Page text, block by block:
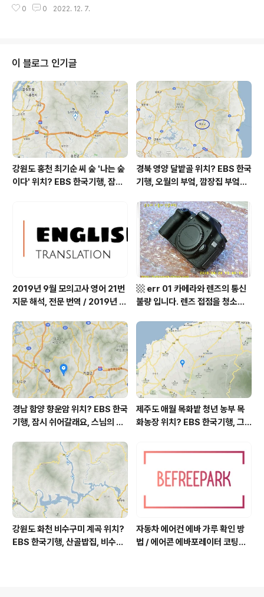
(오후) = 보통 대기상태는 어제보다 조금..
높은 최저기온, 어제보다 4도 높은 최고기온입니다 아침에
기질은 어제 초미세먼지 좋음 = 11 ㎍/m³ 미세먼지는 좋
음 = 24 ㎍/m³ 황사는 보통 = 21 ㎍/m³ 자외선 (오후)
= 보통 오늘 초미세먼지 보통 = 17 ㎍/m³ 미세먼지는 보
통 = 32 ㎍/m³ 황사는 보통 = 18 ㎍/m³ 자외선 (오후)
= 보통 대기상태는 어제보다 조금 ..
0 0 2022. 12. 7.
이 블로그 인기글
강원도 홍천 최기순 씨 숲 '나는 숲
이다' 위치? EBS 한국기행, 잠시
강원도 홍천군 가볼 만한 곳, (구)
까르돈, kbs 인간극장
경북 영양 달밭골 위치? EBS 한국
기행, 오월의 부엌, 깜장집 부엌은
어디? / 경상북도 영양군 가볼 만
한 곳, 영양읍 상원리. KBS 인간극
장 임분노미 할머니
2019년 9월 모의고사 영어 21번
지문 해석, 전문 번역 / 2019년 9
역, 평가원 2019년 고3 9월 영어
영역 외국어영역 전문 해석, Engli
sh to Korean translation
▩ err 01 카메라와 렌즈의 통신
불량 입니다. 렌즈 접점을 청소하
경남 함양 향운암 위치? EBS 한국
기행, 잠시 쉬어갈래요, 스님의 어
상남도 함양군 가볼 만한 곳, 용추
계곡 향운암 명천스님, 덕유산 황
석산 거망산 기백산
제주도 애월 목화밭 청년 농부 목
화농장 위치? EBS 한국기행, 그
디? / 제주도 가볼 만한 곳
강원도 화천 비수구미 계곡 위치?
EBS 한국기행, 산골밥집, 비수구
자동차 에어컨 에바 가루 확인 방
법 / 에어콘 에바포레이터 코팅제